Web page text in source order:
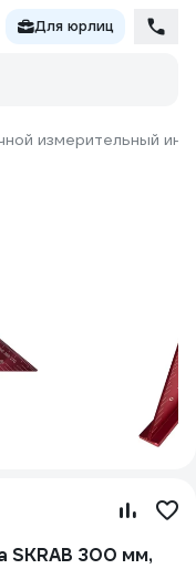
Для юрлиц
измерительный
SKRAB 300 мм,